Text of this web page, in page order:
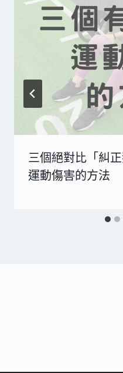
三個絕對比「糾
運動傷害的方法